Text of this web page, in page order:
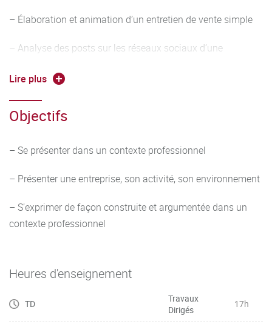
– Élaboration et animation d’un entretien de vente simple
– Analyse des posts sur les réseaux sociaux d’une
Outils linguistiques :
– Travailler entre autres les éléments suivants :
alphabet, vocabulaire
adapté au contexte, forme interrogative, formules de
politesse, possession, comparatifs, discours direct et
– Veiller à la qualité phonétique et idiomatique de
– Manier toutes sortes de chiffres (dates, horaires, prix,
Lire plus
Objectifs
– Se présenter dans un contexte professionnel
– Présenter une entreprise, son activité, son environnement
– S’exprimer de façon construite et argumentée dans un
contexte professionnel
Heures d'enseignement
TD
Travaux
Dirigés
17h